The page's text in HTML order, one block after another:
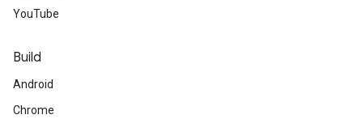
YouTube
Build
Android
Chrome